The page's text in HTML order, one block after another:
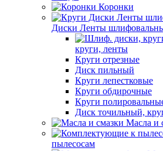
Коронки
Диски Ленты
круги, ленты
Круги отрезные
Диск пильный
Круги лепестковые
Круги обдирочные
Круги
Диск точильный,
Масла и
пылесосам